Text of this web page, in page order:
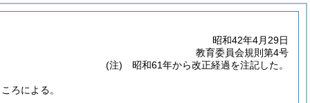
昭和42年4月29日
教育委員会規則第4号
(注) 昭和61年から改正経過を注記した。
ろによる。